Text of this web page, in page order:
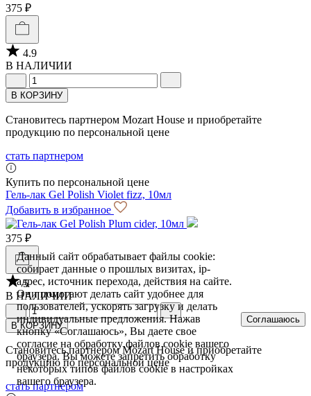
375 ₽
4.9
В НАЛИЧИИ
В КОРЗИНУ
Становитесь партнером Mozart House и приобретайте
продукцию по персональной цене
стать партнером
Купить по персональной цене
Гель-лак Gel Polish Violet fizz, 10мл
Добавить в избранное
375 ₽
5
В НАЛИЧИИ
В КОРЗИНУ
Становитесь партнером Mozart House и приобретайте
продукцию по персональной цене
стать партнером
Данный сайт обрабатывает файлы cookie:
собирает данные о прошлых визитах, ip-
адрес, источник перехода, действия на сайте.
Они помогают делать сайт удобнее для
пользователей, ускорять загрузку и делать
индивидуальные предложения. Нажав
кнопку «Соглашаюсь», Вы даете свое
согласие на обработку файлов cookie вашего
браузера. Вы можете запретить обработку
некоторых типов файлов cookie в настройках
вашего браузера.
Соглашаюсь